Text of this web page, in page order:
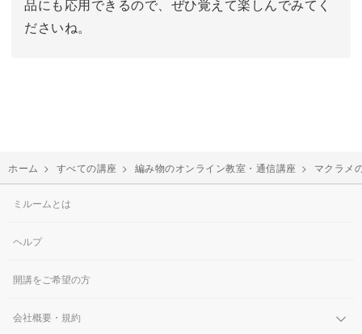
品にも応用できるので、ぜひ覚えて楽しんでみてく
ださいね。
ホーム > すべての講座 > 編み物のオンライン教室・通信講座 > マクラメ
ミルームとは
ヘルプ
開講をご希望の方
会社概要・規約